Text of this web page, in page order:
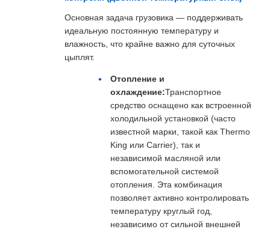
Основная задача грузовика — поддерживать
идеальную постоянную температуру и
влажность, что крайне важно для суточных
цыплят.
Отопление и
охлаждение:Транспортное
средство оснащено как встроенной
холодильной установкой (часто
известной марки, такой как Thermo
King или Carrier), так и
независимой масляной или
вспомогательной системой
отопления. Эта комбинация
позволяет активно контролировать
температуру круглый год,
независимо от сильной внешней